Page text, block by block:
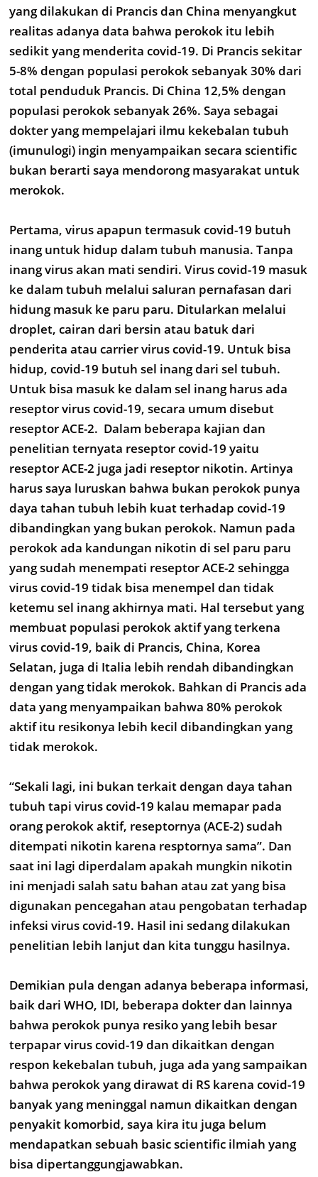
yang dilakukan di Prancis dan China menyangkut
realitas adanya data bahwa perokok itu lebih
sedikit yang menderita covid-19. Di Prancis sekitar
5-8% dengan populasi perokok sebanyak 30% dari
total penduduk Prancis. Di China 12,5% dengan
populasi perokok sebanyak 26%. Saya sebagai
dokter yang mempelajari ilmu kekebalan tubuh
(imunulogi) ingin menyampaikan secara scientific
bukan berarti saya mendorong masyarakat untuk
merokok.
Pertama, virus apapun termasuk covid-19 butuh
inang untuk hidup dalam tubuh manusia. Tanpa
inang virus akan mati sendiri. Virus covid-19 masuk
ke dalam tubuh melalui saluran pernafasan dari
hidung masuk ke paru paru. Ditularkan melalui
droplet, cairan dari bersin atau batuk dari
penderita atau carrier virus covid-19. Untuk bisa
hidup, covid-19 butuh sel inang dari sel tubuh.
Untuk bisa masuk ke dalam sel inang harus ada
reseptor virus covid-19, secara umum disebut
reseptor ACE-2. Dalam beberapa kajian dan
penelitian ternyata reseptor covid-19 yaitu
reseptor ACE-2 juga jadi reseptor nikotin. Artinya
harus saya luruskan bahwa bukan perokok punya
daya tahan tubuh lebih kuat terhadap covid-19
dibandingkan yang bukan perokok. Namun pada
perokok ada kandungan nikotin di sel paru paru
yang sudah menempati reseptor ACE-2 sehingga
virus covid-19 tidak bisa menempel dan tidak
ketemu sel inang akhirnya mati. Hal tersebut yang
membuat populasi perokok aktif yang terkena
virus covid-19, baik di Prancis, China, Korea
Selatan, juga di Italia lebih rendah dibandingkan
dengan yang tidak merokok. Bahkan di Prancis ada
data yang menyampaikan bahwa 80% perokok
aktif itu resikonya lebih kecil dibandingkan yang
tidak merokok.
“Sekali lagi, ini bukan terkait dengan daya tahan
tubuh tapi virus covid-19 kalau memapar pada
orang perokok aktif, reseptornya (ACE-2) sudah
ditempati nikotin karena resptornya sama”. Dan
saat ini lagi diperdalam apakah mungkin nikotin
ini menjadi salah satu bahan atau zat yang bisa
digunakan pencegahan atau pengobatan terhadap
infeksi virus covid-19. Hasil ini sedang dilakukan
penelitian lebih lanjut dan kita tunggu hasilnya.
Demikian pula dengan adanya beberapa informasi,
baik dari WHO, IDI, beberapa dokter dan lainnya
bahwa perokok punya resiko yang lebih besar
terpapar virus covid-19 dan dikaitkan dengan
respon kekebalan tubuh, juga ada yang sampaikan
bahwa perokok yang dirawat di RS karena covid-19
banyak yang meninggal namun dikaitkan dengan
penyakit komorbid, saya kira itu juga belum
mendapatkan sebuah basic scientific ilmiah yang
bisa dipertanggungjawabkan.